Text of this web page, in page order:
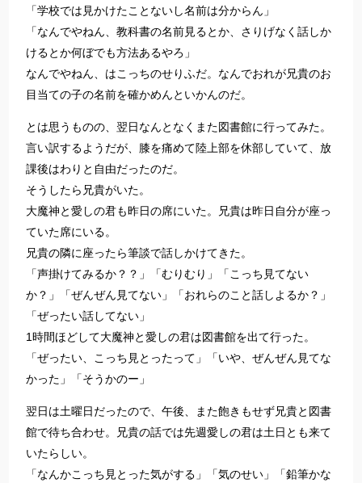
「学校では見かけたことないし名前は分からん」
「なんでやねん、教科書の名前見るとか、さりげなく話しか
けるとか何ぼでも方法あるやろ」
なんでやねん、はこっちのせりふだ。なんでおれが兄貴のお
目当ての子の名前を確かめんといかんのだ。
とは思うものの、翌日なんとなくまた図書館に行ってみた。
言い訳するようだが、膝を痛めて陸上部を休部していて、放
課後はわりと自由だったのだ。
そうしたら兄貴がいた。
大魔神と愛しの君も昨日の席にいた。兄貴は昨日自分が座っ
ていた席にいる。
兄貴の隣に座ったら筆談で話しかけてきた。
「声掛けてみるか？？」「むりむり」「こっち見てない
か？」「ぜんぜん見てない」「おれらのこと話しよるか？」
「ぜったい話してない」
1時間ほどして大魔神と愛しの君は図書館を出て行った。
「ぜったい、こっち見とったって」「いや、ぜんぜん見てな
かった」「そうかのー」
翌日は土曜日だったので、午後、また飽きもせず兄貴と図書
館で待ち合わせ。兄貴の話では先週愛しの君は土日とも来て
いたらしい。
「なんかこっち見とった気がする」「気のせい」「鉛筆かな